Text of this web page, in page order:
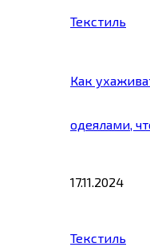
Текстиль
Как
одеялами,
17.11.2024
Текстиль